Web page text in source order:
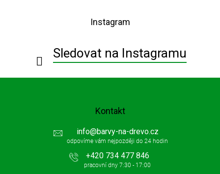
Instagram
Sledovat na Instagramu
Kontakt
info@barvy-na-drevo.cz
+420 734 477 846